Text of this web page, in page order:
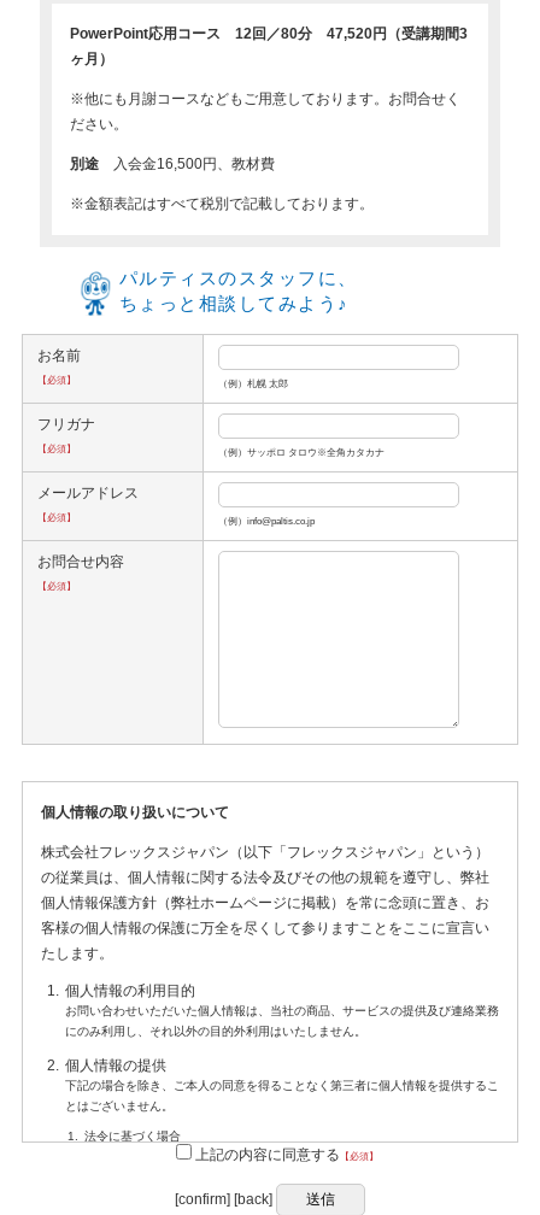
PowerPoint応用コース 12回／80分 47,520円（受講期間3
ヶ月）
※他にも月謝コースなどもご用意しております。お問合せく
ださい。
別途入会金16,500円、教材費
※金額表記はすべて税別で記載しております。
パルティスのスタッフに、
ちょっと相談してみよう♪
お名前
【必須】 （例）札幌 太郎
フリガナ
【必須】 （例）サッポロ タロウ※全角カタカナ
メールアドレス
【必須】 （例）info@paltis.co.jp
お問合せ内容
【必須】
個人情報の取り扱いについて
株式会社フレックスジャパン（以下「フレックスジャパン」という）
の従業員は、個人情報に関する法令及びその他の規範を遵守し、弊社
個人情報保護方針（弊社ホームページに掲載）を常に念頭に置き、お
客様の個人情報の保護に万全を尽くして参りますことをここに宣言い
たします。
個人情報の利用目的
お問い合わせいただいた個人情報は、当社の商品、サービスの提供及び連絡業務
にのみ利用し、それ以外の目的外利用はいたしません。
個人情報の提供
下記の場合を除き、ご本人の同意を得ることなく第三者に個人情報を提供するこ
とはございません。
法令に基づく場合
人の生命、身体又は財産の保護のために必要がある場合であって、本人の同
公衆衛生の向上又は児童の健全な育成の推進のために特に必要がある場合で
上記の内容に同意する 【必須】
[confirm] [back]